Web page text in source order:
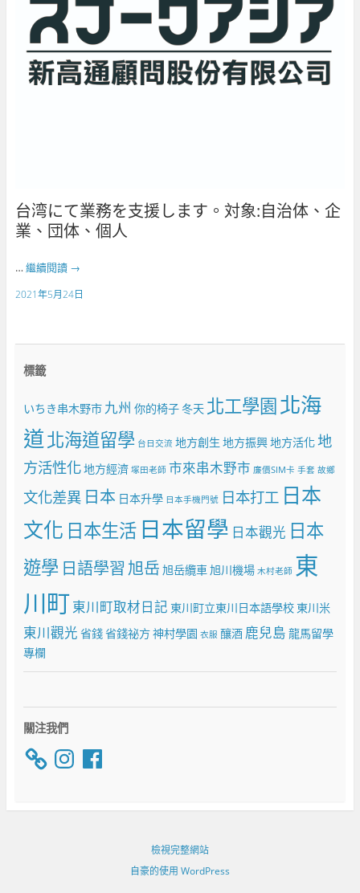
台湾にて業務を支援します。対象:自治体、企
業、団体、個人
… 繼續閱讀 →
2021年5月24日
標籤
いちき串木野市 九州 你的椅子冬天 北工學園北海
道北海道留學 台日交流 地方創生 地方振興地方活化地
方活性化地方經濟 塚田老師 市來串木野市 廉價SIM卡 手套 故鄉
文化差異 日本 日本升學 日本手機門號 日本打工 日本
文化 日本生活 日本留學 日本觀光 日本
遊學 日語學習 旭岳 旭岳纜車旭川機場 木村老師 東
川町東川町取材日記 東川町立東川日本語學校 東川米
東川觀光 省錢省錢祕方神村學園 衣服 釀酒 鹿兒島 龍馬留學
專欄
關注我們
InstagramFacebook
檢視完整網站
自豪的使用 WordPress